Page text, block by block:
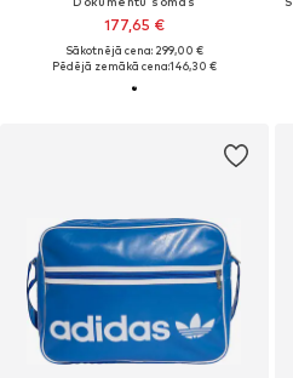
177,65 €
Sākotnējā cena: 299,00 €
Pēdējā zemākā cena:146,30 €